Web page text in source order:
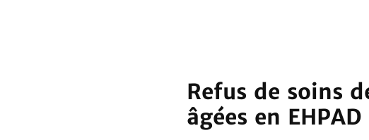
Refus de soins
âgées en EHPAD